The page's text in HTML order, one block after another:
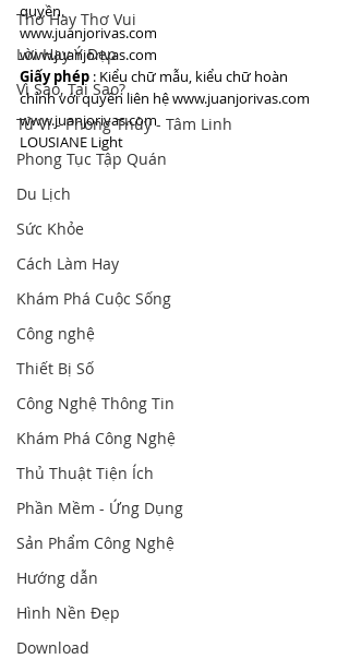
Thơ Hay Thơ Vui
Lời Hay Ý Đẹp
Vì Sao, Tại Sao?
Tử Vi - Phong Thủy - Tâm Linh
Phong Tục Tập Quán
Du Lịch
Sức Khỏe
Cách Làm Hay
Khám Phá Cuộc Sống
Công nghệ
Thiết Bị Số
Công Nghệ Thông Tin
Khám Phá Công Nghệ
Thủ Thuật Tiện Ích
Phần Mềm - Ứng Dụng
Sản Phẩm Công Nghệ
Hướng dẫn
Hình Nền Đẹp
Download
quyền.
www.juanjorivas.com
www.juanjorivas.com
Giấy phép : Kiểu chữ mẫu, kiểu chữ hoàn
chỉnh với quyền liên hệ www.juanjorivas.com
www.juanjorivas.com
LOUSIANE Light